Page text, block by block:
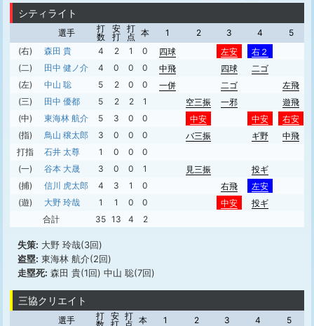
シティライト
選手
打
数
安
打
打
点 本 1 2 3 4
5
(右)
森田 貴 4 2 1 0 四球 左安 右２
(二)
田中 健ノ介 4 0 0 0 中飛 四球 二ゴ
(左)
中山 聡 5 2 0 0 一併 二ゴ
左飛
(三)
田中 優都 5 2 2 1 空三振 一邪
遊飛
(中)
東海林 航介 5 3 0 0 中安 中安
右安
(指)
鳥山 穣太郎 3 0 0 0 バ三振 ギ野
中飛
打指
石井 太尊 1 0 0
0
(一)
谷本 大晟 3 0 0 1 見三振 投ギ
(捕)
信川 虎太郎 4 3 1 0 右飛 左安
(遊)
大野 玲哉 1 1 0 0 中安 投ギ
合計
35 13 4 2
失策: 大野 玲哉(3回)
盗塁: 東海林 航介(2回)
走塁死: 森田 貴(1回) 中山 聡(7回)
三協クリエイト
選手
打 安 打 本 1 2 3 4
5